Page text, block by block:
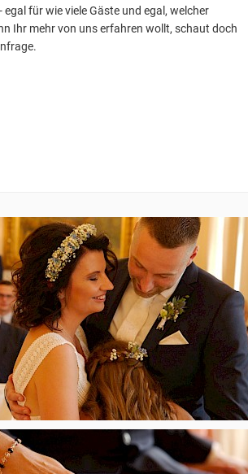
für wie viele Gäste und egal, welcher
Ihr mehr von uns erfahren wollt, schaut doch